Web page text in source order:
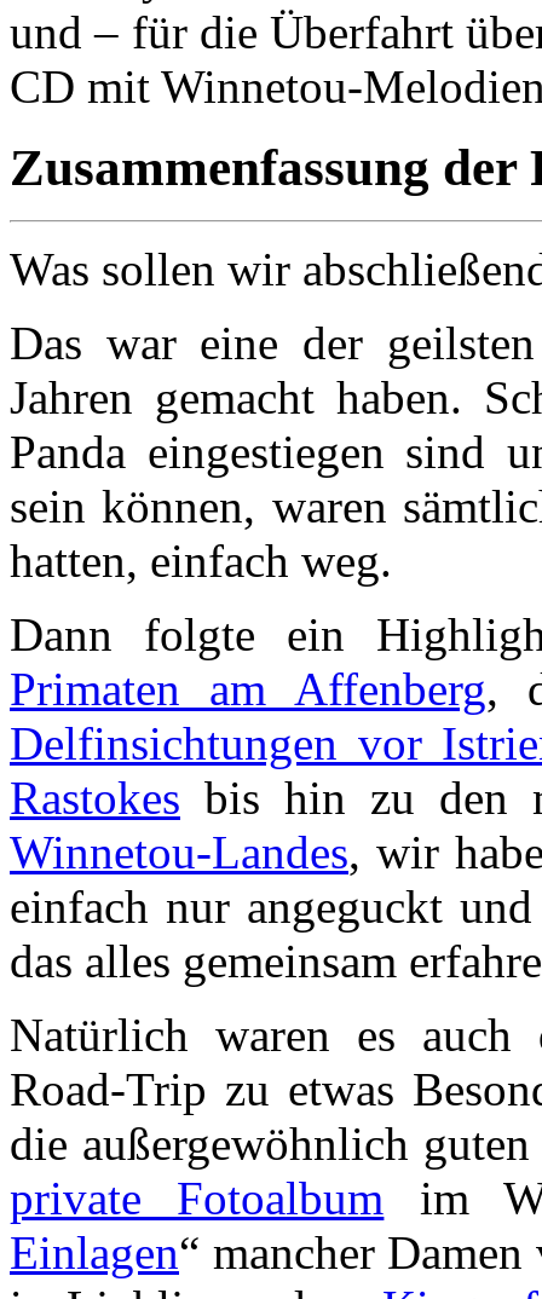
und – für die Überfahrt
CD mit Winnetou-
Zusammenfassung der
Was sollen wir
Das war eine der
Jahren gemacht haben.
Panda eingestiegen sind
sein können, waren
hatten, einfach weg.
Dann folgte ein
Primaten am Affenberg,
Delfinsichtungen vor
Rastokes bis hin zu den
Winnetou-Landes, wir
einfach nur angeguckt
das alles gemeinsam
Natürlich waren es
Road-Trip zu etwas
die außergewöhnlich
private Fotoalbum im
Einlagen“ mancher